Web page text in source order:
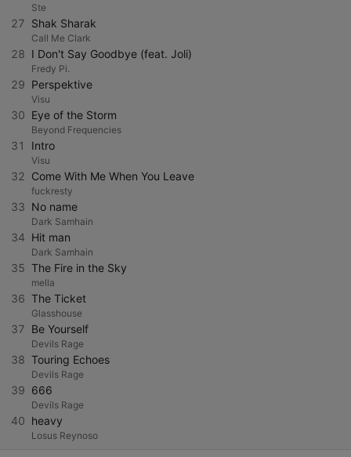
Ste
27 Shak Sharak
Call Me Clark
28 I Don't Say Goodbye (feat. Joli)
Fredy Pi.
29 Perspektive
Visu
30 Eye of the Storm
Beyond Frequencies
31 Intro
Visu
32 Come With Me When You Leave
fuckresty
33 No name
Dark Samhain
34 Hit man
Dark Samhain
35 The Fire in the Sky
mella
36 The Ticket
Glasshouse
37 Be Yourself
Devils Rage
38 Touring Echoes
Devils Rage
39 666
Devils Rage
40 heavy
Losus Reynoso